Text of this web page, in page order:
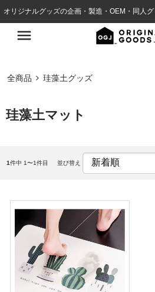
オリジナルグッズの企画・製造・OEM・同人
全商品 珪藻土グッズ
珪藻土マット
1件中 1〜1件目 並び替え